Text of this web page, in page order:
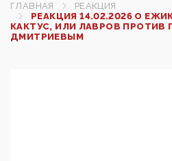
ГЛАВНАЯ
РЕАКЦИЯ
РЕАКЦИЯ 14.02.2026 О
КАКТУС, ИЛИ ЛАВРОВ ПРОТИВ
ДМИТРИЕВЫМ